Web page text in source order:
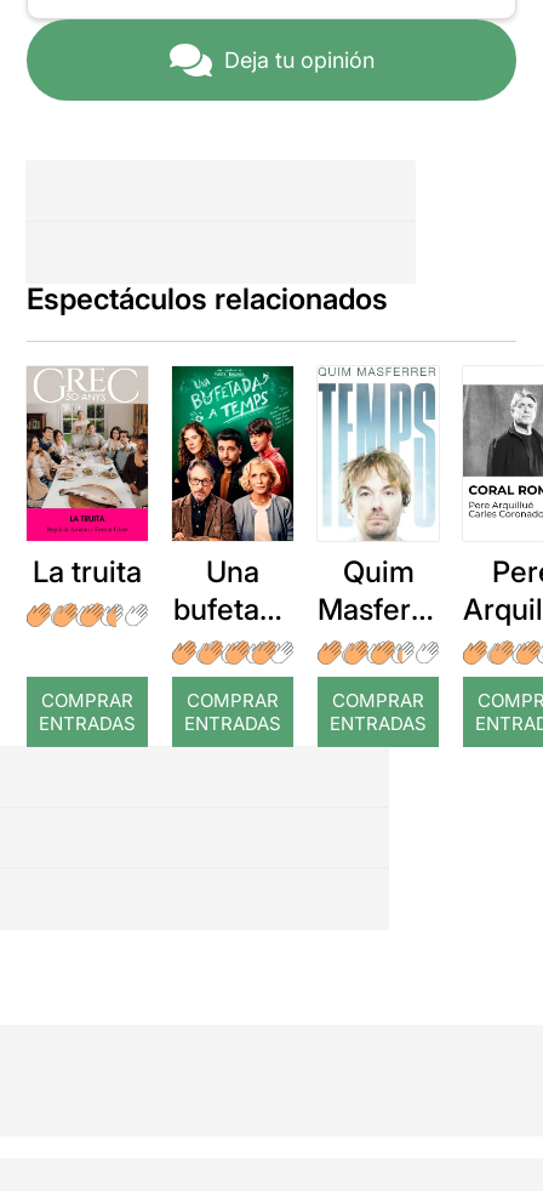
Deja tu opinión
Espectáculos relacionados
La truita
COMPRAR
ENTRADAS
Una
bufetada
a temps
COMPRAR
ENTRADAS
Quim
Masferre
r: Temps
COMPRAR
ENTRADAS
: